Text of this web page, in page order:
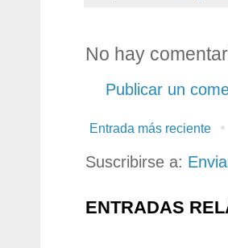
No hay
Publicar un
Entrada más reciente
Suscribirse a:
ENTRADAS